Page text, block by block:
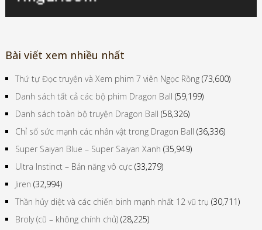
Bài viết xem nhiều nhất
Thứ tự Đọc truyện và Xem phim 7 viên Ngọc Rồng (73,600)
Danh sách tất cả các bộ phim Dragon Ball (59,199)
Danh sách toàn bộ truyện Dragon Ball (58,326)
Chỉ số sức mạnh các nhân vật trong Dragon Ball (36,336)
Super Saiyan Blue – Super Saiyan Xanh (35,949)
Ultra Instinct – Bản năng vô cực (33,279)
Jiren (32,994)
Thần hủy diệt và các chiến binh mạnh nhất 12 vũ trụ (30,711)
Broly (cũ – không chính chủ) (28,225)